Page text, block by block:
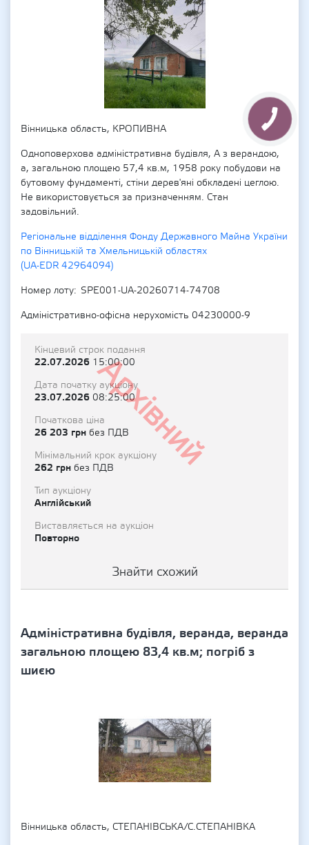
Вінницька область, КРОПИВНА
Одноповерхова адміністративна будівля, А з верандою,
а, загальною площею 57,4 кв.м, 1958 року побудови на
бутовому фундаменті, стіни дерев'яні обкладені цеглою.
Не використовується за призначенням. Стан
задовільний.
Регіональне відділення Фонду Державного Майна України
по Вінницькій та Хмельницькій областях
(UA-EDR 42964094)
Номер лоту
SPE001-UA-20260714-74708
Адміністративно-офісна нерухомість 04230000-9
Архівний
Кінцевий строк подання
22.07.2026 15:00:00
Дата початку аукціону
23.07.2026 08:25:00
Початкова ціна
26 203 грн без ПДВ
Мінімальний крок аукціону
262 грн без ПДВ
Тип аукціону
Англійський
Виставляється на аукціон
Повторно
Знайти схожий
Адміністративна будівля, веранда, веранда
загальною площею 83,4 кв.м; погріб з
шиєю
Вінницька область, СТЕПАНІВСЬКА/С.СТЕПАНІВКА